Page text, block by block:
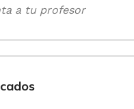
a tu profesor